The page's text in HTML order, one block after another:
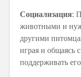
Социализация:
животными и
другими
играя и общаясь
поддерживать